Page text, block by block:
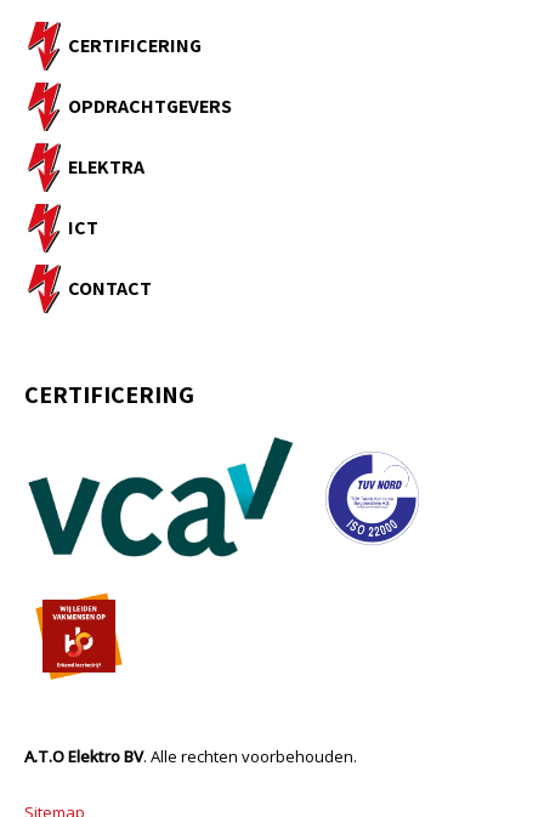
CERTIFICERING
OPDRACHTGEVERS
ELEKTRA
ICT
CONTACT
CERTIFICERING
A.T.O Elektro BV. Alle rechten voorbehouden.
Sitemap